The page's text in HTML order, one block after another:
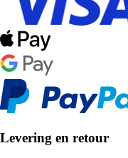
Levering en retour